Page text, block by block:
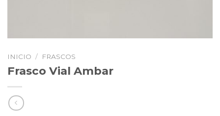
INICIO / FRASCOS
Frasco Vial Ambar